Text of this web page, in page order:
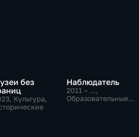
без
, Культура,
Наблюдатель
2011 – …,
Образовательные,